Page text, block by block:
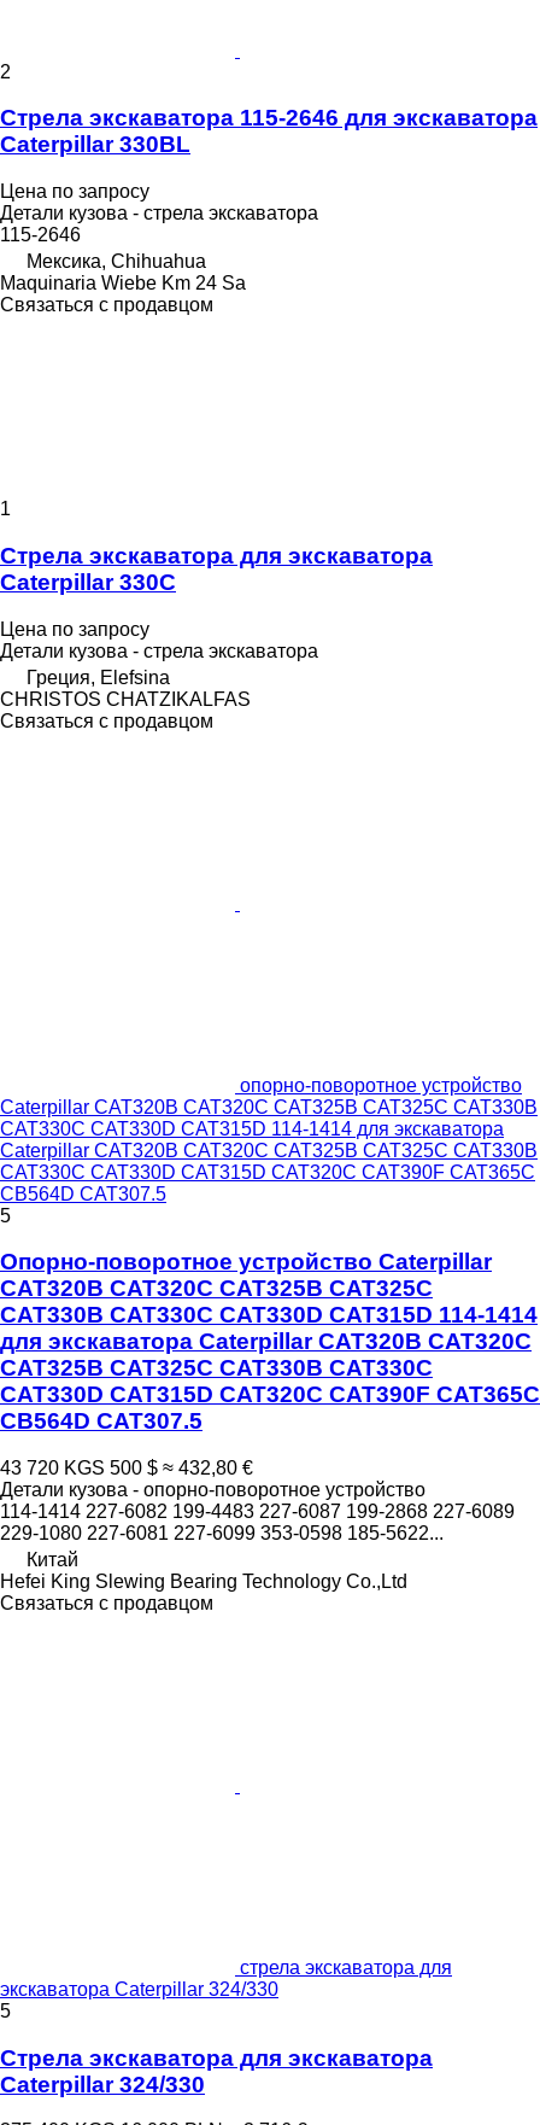
2
Стрела экскаватора 115-2646 для экскаватора
Caterpillar 330BL
Цена по запросу
Детали кузова - стрела экскаватора
115-2646
Мексика, Chihuahua
Maquinaria Wiebe Km 24 Sa
Связаться с продавцом
1
Стрела экскаватора для экскаватора
Caterpillar 330C
Цена по запросу
Детали кузова - стрела экскаватора
Греция, Elefsina
CHRISTOS CHATZIKALFAS
Связаться с продавцом
опорно-поворотное устройство
Caterpillar CAT320B CAT320C CAT325B CAT325C CAT330B
CAT330C CAT330D CAT315D 114-1414 для экскаватора
Caterpillar CAT320B CAT320C CAT325B CAT325C CAT330B
CAT330C CAT330D CAT315D CAT320C CAT390F CAT365C
CB564D CAT307.5
5
Опорно-поворотное устройство Caterpillar
CAT320B CAT320C CAT325B CAT325C
CAT330B CAT330C CAT330D CAT315D 114-1414
для экскаватора Caterpillar CAT320B CAT320C
CAT325B CAT325C CAT330B CAT330C
CAT330D CAT315D CAT320C CAT390F CAT365C
CB564D CAT307.5
43 720 KGS 500 $ ≈ 432,80 €
Детали кузова - опорно-поворотное устройство
114-1414 227-6082 199-4483 227-6087 199-2868 227-6089
229-1080 227-6081 227-6099 353-0598 185-5622...
Китай
Hefei King Slewing Bearing Technology Co.,Ltd
Связаться с продавцом
стрела экскаватора для
экскаватора Caterpillar 324/330
5
Стрела экскаватора для экскаватора
Caterpillar 324/330